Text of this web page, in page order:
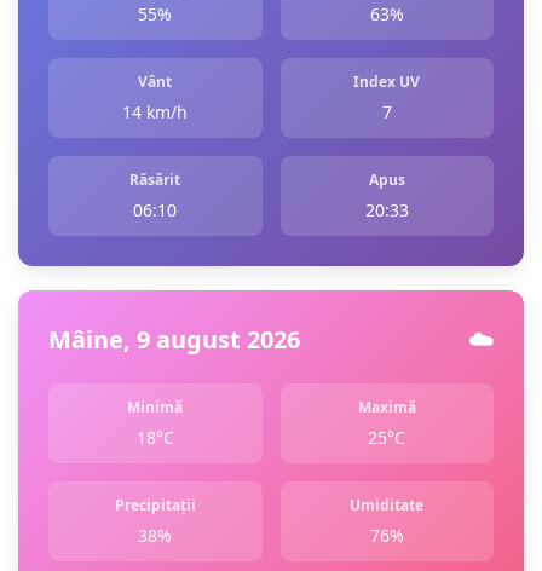
55% 63%
Vânt
14 km/h
Index UV
7
Răsărit
06:10
Apus
20:33
Mâine, 9 august 2026 ☁️
Minimă
18°C
Maximă
25°C
Precipitații
38%
Umiditate
76%